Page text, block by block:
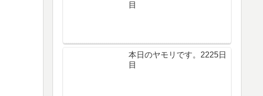
目
本日のヤモリです。2225日
目